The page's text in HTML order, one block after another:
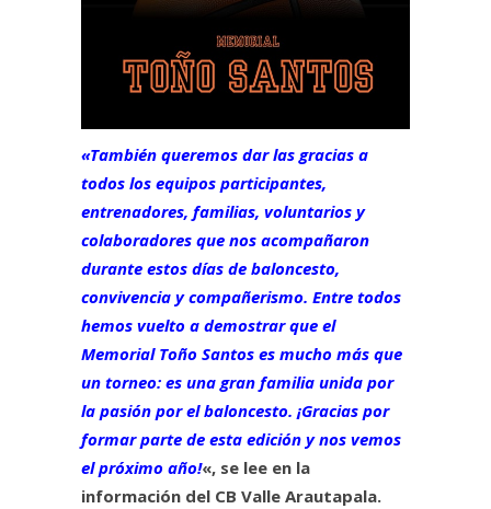
«También queremos dar las gracias a
todos los equipos participantes,
entrenadores, familias, voluntarios y
colaboradores que nos acompañaron
durante estos días de baloncesto,
convivencia y compañerismo. Entre todos
hemos vuelto a demostrar que el
Memorial Toño Santos es mucho más que
un torneo: es una gran familia unida por
la pasión por el baloncesto. ¡Gracias por
formar parte de esta edición y nos vemos
el próximo año!«, se lee en la
información del CB Valle Arautapala.